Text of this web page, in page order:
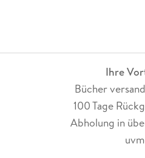
Ihre
Bücher
100 Tage
Abholung in